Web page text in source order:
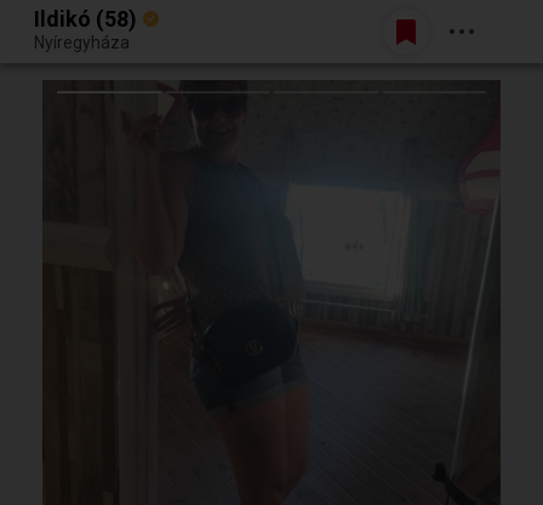
Egy jó randiból bármi lehet.
Belépés
Ildikó (58)
Nyíregyháza